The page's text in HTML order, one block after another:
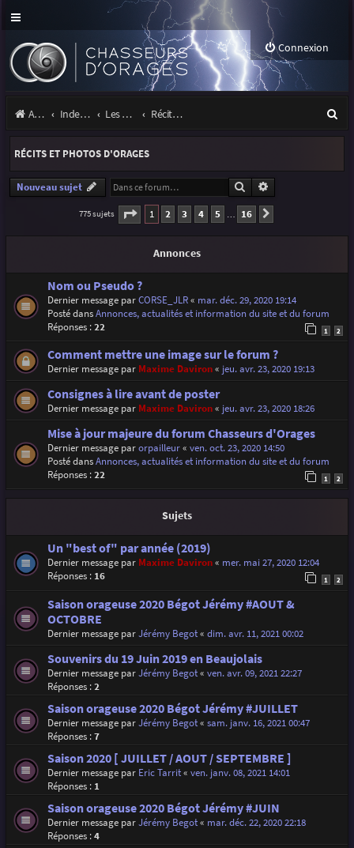
Connexion
Accueil Index du forum Les orages Récits et photos d'orages
e
r
RÉCITS ET PHOTOS D'ORAGES
Nouveau sujet Rechercher
775 sujets Page 1sur 16
1 2 3 4 5 … 16
Annonces
Nom ou Pseudo ?
Dernier message parCORSE_JLR« mar. déc. 29, 2020 19:14
Posté dansAnnonces, actualités et information du site et du forum
Réponses :22 1 2
Comment mettre une image sur le forum ?
Dernier message par Maxime Daviron« jeu. avr. 23, 2020 19:13
Consignes à lire avant de poster
Dernier message par Maxime Daviron« jeu. avr. 23, 2020 18:26
Mise à jour majeure du forum Chasseurs d'Orages
Dernier message parorpailleur« ven. oct. 23, 2020 14:50
Posté dansAnnonces, actualités et information du site et du forum
Réponses :22 1 2
Sujets
Un "best of" par année (2019)
Dernier message par Maxime Daviron« mer. mai 27, 2020 12:04
Réponses : 16 1 2
Saison orageuse 2020 Bégot Jérémy #AOUT &
OCTOBRE
Dernier message parJérémy Begot« dim. avr. 11, 2021 00:02
Souvenirs du 19 Juin 2019 en Beaujolais
Dernier message parJérémy Begot« ven. avr. 09, 2021 22:27
Réponses :2
Saison orageuse 2020 Bégot Jérémy #JUILLET
Dernier message parJérémy Begot« sam. janv. 16, 2021 00:47
Réponses :7
Saison 2020 [ JUILLET / AOUT / SEPTEMBRE ]
Dernier message par Eric Tarrit« ven. janv. 08, 2021 14:01
Réponses : 1
Saison orageuse 2020 Bégot Jérémy #JUIN
Dernier message parJérémy Begot« mar. déc. 22, 2020 22:18
Réponses :4